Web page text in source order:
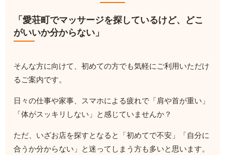
「愛荘町でマッサージを探しているけど、どこ
がいいか分からない」
そんな方に向けて、初めての方でも気軽にご利用いただけ
るご案内です。
日々の仕事や家事、スマホによる疲れで「肩や首が重い」
「体がスッキリしない」と感じていませんか？
ただ、いざお店を探すとなると「初めてで不安」「自分に
合うか分からない」と迷ってしまう方も多いと思います。